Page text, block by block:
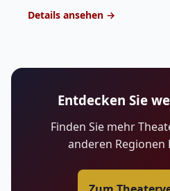
Details ansehen →
Entdecken Sie
Finden Sie mehr
anderen Regionen